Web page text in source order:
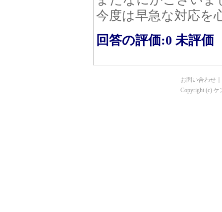
今度は早急な対応を
回答の評価:0 未評価
お問い合わせ
Copyright (c) ケ